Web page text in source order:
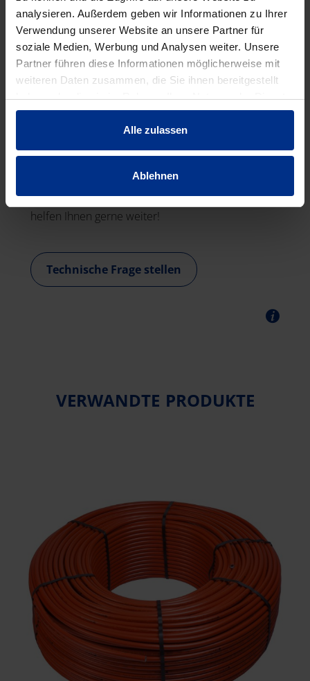
analysieren. Außerdem geben wir Informationen zu Ihrer
Verwendung unserer Website an unsere Partner für
soziale Medien, Werbung und Analysen weiter. Unsere
Partner führen diese Informationen möglicherweise mit
weiteren Daten zusammen, die Sie ihnen bereitgestellt
haben oder die sie im Rahmen Ihrer Nutzung der Dienste
gesammelt haben.
Alle zulassen
Ablehnen
TECHNISCHE ANFRAGE
Haben Sie eine technische Fragen zu unseren
Produkten und Lösungen? Unsere Techniker:innen
helfen Ihnen gerne weiter!
Technische Frage stellen
VERWANDTE PRODUKTE